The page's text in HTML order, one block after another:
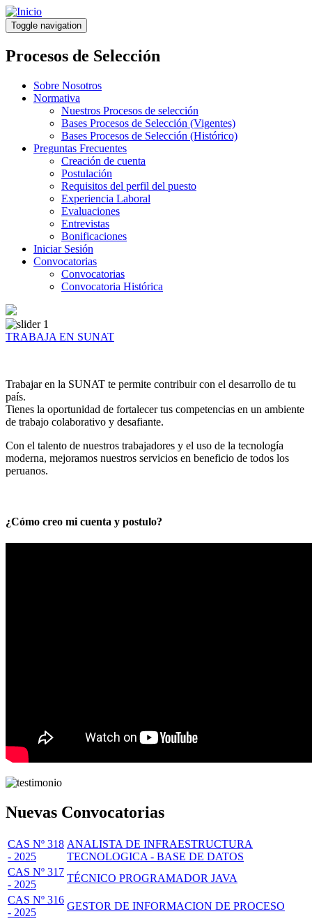
Pasar
al
contenido
principal
Toggle navigation
Procesos de Selección
Sobre Nosotros
Normativa
Nuestros Procesos de selección
Bases Procesos de Selección (Vigentes)
Bases Procesos de Selección (Histórico)
Preguntas Frecuentes
Creación de cuenta
Postulación
Requisitos del perfil del puesto
Experiencia Laboral
Evaluaciones
Entrevistas
Bonificaciones
Iniciar Sesión
Convocatorias
Convocatorias
Convocatoria Histórica
TRABAJA EN SUNAT
Trabajar en la SUNAT te permite contribuir con el desarrollo de tu
país.
Tienes la oportunidad de fortalecer tus competencias en un ambiente
de trabajo colaborativo y desafiante.
Con el talento de nuestros trabajadores y el uso de la tecnología
moderna, mejoramos nuestros servicios en beneficio de todos los
peruanos.
¿Cómo creo mi cuenta y postulo?
Nuevas Convocatorias
CAS Nº 318
- 2025
ANALISTA DE INFRAESTRUCTURA
TECNOLOGICA - BASE DE DATOS
CAS Nº 317
- 2025
TÉCNICO PROGRAMADOR JAVA
CAS Nº 316
- 2025
GESTOR DE INFORMACION DE PROCESO